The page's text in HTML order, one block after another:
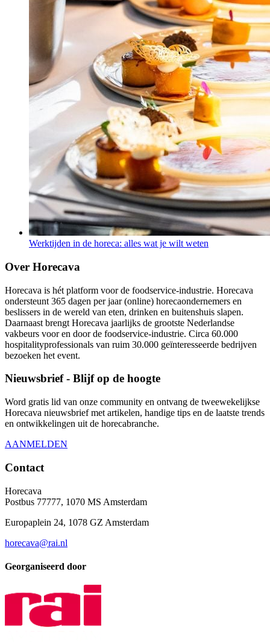
Werktijden in de horeca: alles wat je wilt weten
Over Horecava
Horecava is hét platform voor de foodservice-industrie. Horecava
ondersteunt 365 dagen per jaar (online) horecaondernemers en
beslissers in de wereld van eten, drinken en buitenshuis slapen.
Daarnaast brengt Horecava jaarlijks de grootste Nederlandse
vakbeurs voor en door de foodservice-industrie. Circa 60.000
hospitalityprofessionals van ruim 30.000 geïnteresseerde bedrijven
bezoeken het event.
Nieuwsbrief - Blijf op de hoogte
Word gratis lid van onze community en ontvang de tweewekelijkse
Horecava nieuwsbrief met artikelen, handige tips en de laatste trends
en ontwikkelingen uit de horecabranche.
AANMELDEN
Contact
Horecava
Postbus 77777, 1070 MS Amsterdam
Europaplein 24, 1078 GZ Amsterdam
horecava@rai.nl
Georganiseerd door